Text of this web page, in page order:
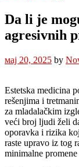
Da li je
agresivnih
мај 20, 2025 by
Estetska medicina
rešenjima i
za mladalačkim
veći broj ljudi želi
oporavka i rizika
raste upravo iz tog
minimalne